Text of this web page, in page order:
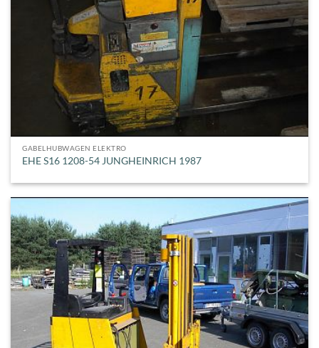
GABELHUBWAGEN ELEKTRO
EHE S16 1208-54 JUNGHEINRICH 1987